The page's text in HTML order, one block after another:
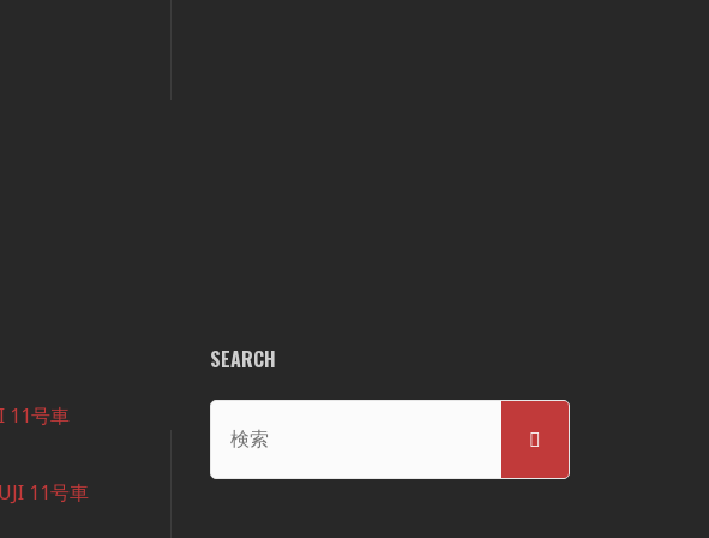
11号車
11号車
SEARCH
対
検